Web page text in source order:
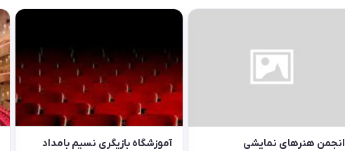
انجمن هنرهای نمایشی آموزشگاه بازیگری نسیم بامداد